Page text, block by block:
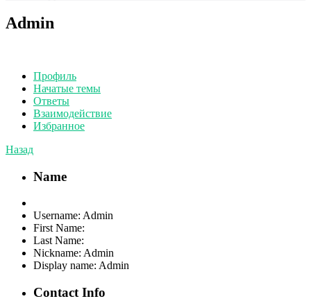
Admin
Профиль
Начатые темы
Ответы
Взаимодействие
Избранное
Назад
Name
Username: Admin
First Name:
Last Name:
Nickname: Admin
Display name: Admin
Contact Info